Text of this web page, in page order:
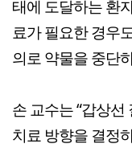
태에 도달하는 환
료가 필요한 경우
의로 약물을 중단
손 교수는 “갑상
치료 방향을 결정